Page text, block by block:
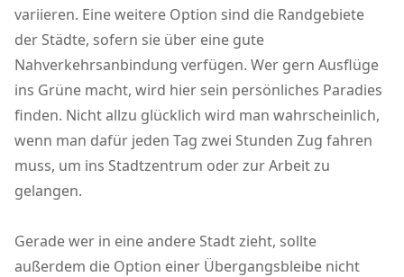
variieren. Eine weitere Option sind die Randgebiete
der Städte, sofern sie über eine gute
Nahverkehrsanbindung verfügen. Wer gern Ausflüge
ins Grüne macht, wird hier sein persönliches Paradies
finden. Nicht allzu glücklich wird man wahrscheinlich,
wenn man dafür jeden Tag zwei Stunden Zug fahren
muss, um ins Stadtzentrum oder zur Arbeit zu
gelangen.
Gerade wer in eine andere Stadt zieht, sollte
außerdem die Option einer Übergangsbleibe nicht